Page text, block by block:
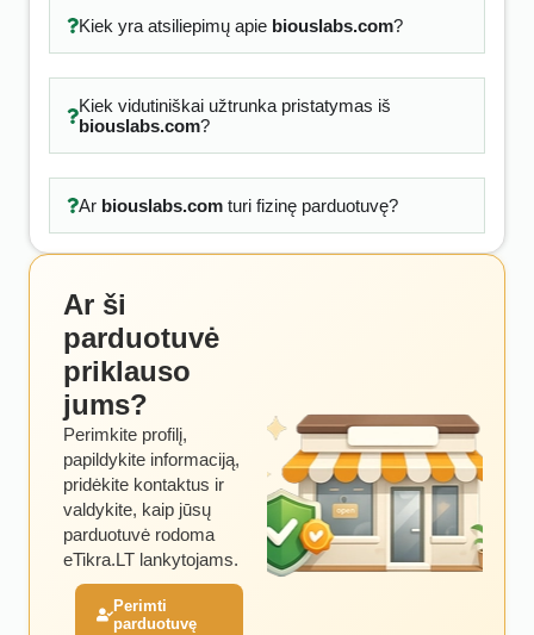
Kiek yra atsiliepimų apie biouslabs.com?
Kiek vidutiniškai užtrunka pristatymas iš
biouslabs.com?
Ar biouslabs.comturi fizinę parduotuvę?
Ar ši
parduotuvė
priklauso
jums?
Perimkite profilį,
papildykite informaciją,
pridėkite kontaktus ir
valdykite, kaip jūsų
parduotuvė rodoma
eTikra.LT lankytojams.
Perimti
parduotuvę